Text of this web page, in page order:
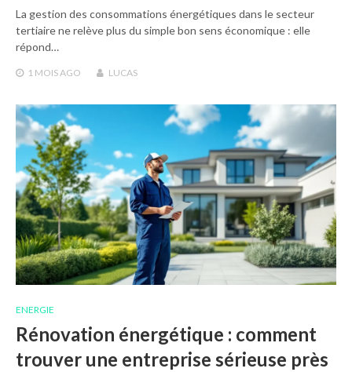
La gestion des consommations énergétiques dans le secteur
tertiaire ne relève plus du simple bon sens économique : elle
répond…
1 MOISAGO LUCAS
ENERGIE
Rénovation énergétique : comment
trouver une entreprise sérieuse près